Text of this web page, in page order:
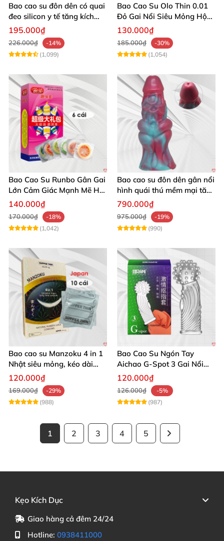
Bao cao su đôn dên có quai
đeo silicon y tế tăng kích
thước kéo dài
195.000₫
226.000₫
-14%
(1,099)
Bao Cao Su Olo Thin 0.01
Đỏ Gai Nổi Siêu Mỏng Hộp
10c
130.000₫
185.000₫
-30%
(1,054)
Bao Cao Su Runbo Gân Gai
Lớn Cảm Giác Mạnh Mẽ Hút
Hồn
140.000₫
170.000₫
-18%
(1,042)
Bao cao su đôn dên gân nổi
hình quái thú mềm mại tăng
khoái cảm
790.000₫
975.000₫
-19%
(990)
Bao cao su Manzoku 4 in 1
Nhật siêu mỏng, kéo dài
thời gian quan hệ
120.000₫
169.000₫
-29%
(988)
Bao Cao Su Ngón Tay
Aichao G-Spot 3 Gai Nổi
Lớn Tăng Khoái Cảm Khi
120.000₫
126.000₫
-5%
(987)
1 2 3 4 5
Kẹo Kích Dục
Giao hàng cả đêm 24/24
Hotline: 0938411000